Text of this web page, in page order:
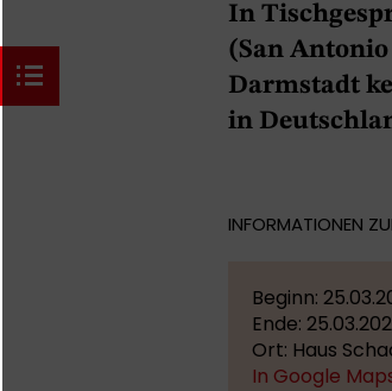
In
(San
Darmstadt
in
INFORMATIONEN
Beginn:
Ende:
Ort: Haus
In Google